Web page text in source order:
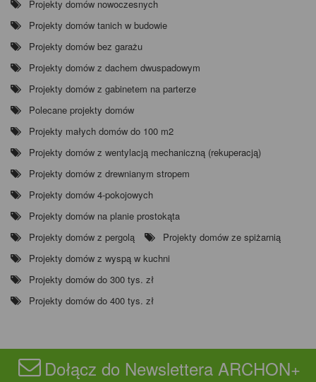
Projekty domów nowoczesnych
Projekty domów tanich w budowie
Projekty domów bez garażu
Projekty domów z dachem dwuspadowym
Projekty domów z gabinetem na parterze
Polecane projekty domów
Projekty małych domów do 100 m2
Projekty domów z wentylacją mechaniczną (rekuperacją)
Projekty domów z drewnianym stropem
Projekty domów 4-pokojowych
Projekty domów na planie prostokąta
Projekty domów z pergolą
Projekty domów ze spiżarnią
Projekty domów z wyspą w kuchni
Projekty domów do 300 tys. zł
Projekty domów do 400 tys. zł
Dołącz do Newslettera ARCHON+